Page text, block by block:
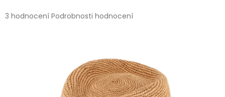
Průměrné
3 hodnocení Podrobnosti hodnocení